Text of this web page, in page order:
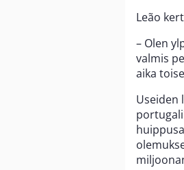
Leão
– Olen
valmis
aika
Useiden